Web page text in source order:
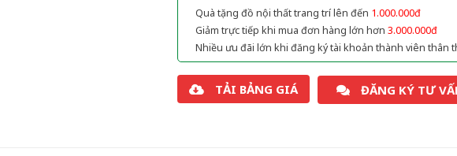
Quà tặng đồ nội thất trang trí lên đến 1.000.000đ
Giảm trực tiếp khi mua đơn hàng lớn hơn 3.000.000đ
Nhiều ưu đãi lớn khi đăng ký tài khoản thành viên thân
TẢI BẢNG GIÁ ĐĂNG KÝ TƯ